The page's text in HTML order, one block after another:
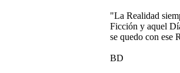
"La Realidad
Ficción y aquel
se quedo con ese
BD